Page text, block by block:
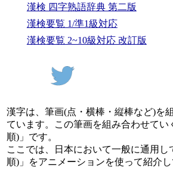
漢検 四字熟語辞典 第二版
漢検要覧 1/準1級対応
漢検要覧 2~10級対応 改訂版
漢字は、筆画(点・横棒・縦棒など)を
ています。この筆画を組み合わせてい
順)」です。
ここでは、日本において一般に通用し
順)」をアニメーションを使って紹介し